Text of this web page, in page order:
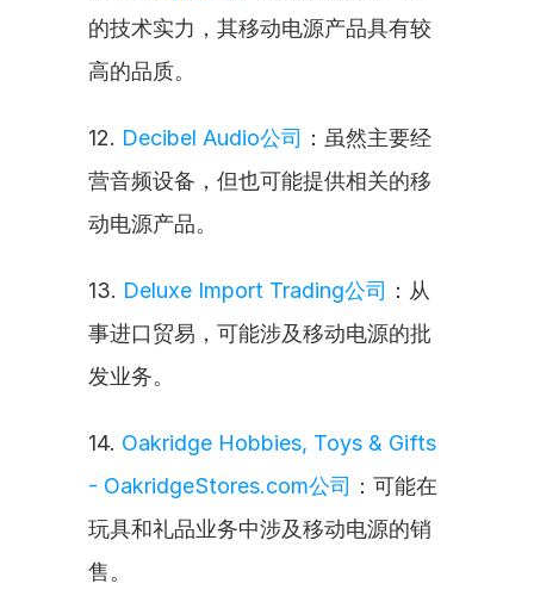
的技术实力，其移动电源产品具有较
高的品质。
12. Decibel Audio公司 ：虽然主要经
营音频设备，但也可能提供相关的移
动电源产品。
13. Deluxe Import Trading公司 ：从
事进口贸易，可能涉及移动电源的批
发业务。
14. Oakridge Hobbies, Toys & Gifts
- OakridgeStores.com公司 ：可能在
玩具和礼品业务中涉及移动电源的销
售。